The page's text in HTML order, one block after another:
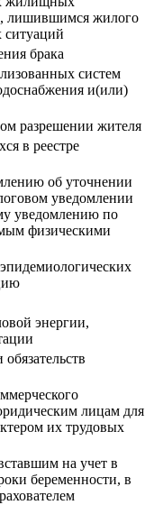
лишившимся жилого
ситуаций
брака
систем
и(или)
разрешении жителя
в реестре
об уточнении
уведомлении
уведомлению по
физическими
энергии,
лицам для
их трудовых
на учет в
беременности, в